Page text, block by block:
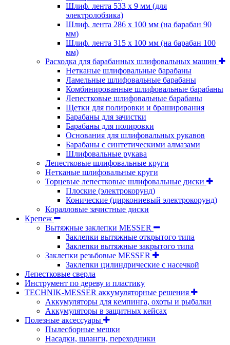
Шлиф. лента 533 х 9 мм (для
электролобзика)
Шлиф. лента 286 х 100 мм (на барабан 90
мм)
Шлиф. лента 315 х 100 мм (на барабан 100
мм)
Расходка для барабанных шлифовальных машин
Нетканые шлифовальные барабаны
Ламельные шлифовальные барабаны
Комбинированные шлифовальные барабаны
Лепестковые шлифовальные барабаны
Щетки для полировки и браширования
Барабаны для зачистки
Барабаны для полировки
Основания для шлифовальных рукавов
Барабаны с синтетическими алмазами
Шлифовальные рукава
Лепестковые шлифовальные круги
Нетканые шлифовальные круги
Торцевые лепестковые шлифовальные диски
Плоские (электрокорунд)
Конические (циркониевый электрокорунд)
Коралловые зачистные диски
Крепеж
Вытяжные заклепки MESSER
Заклепки вытяжные открытого типа
Заклепки вытяжные закрытого типа
Заклепки резьбовые MESSER
Заклепки цилиндрические с насечкой
Лепестковые сверла
Инструмент по дереву и пластику
TECHNIK-MESSER аккумуляторные решения
Аккумуляторы для кемпинга, охоты и рыбалки
Аккумуляторы в защитных кейсах
Полезные аксессуары
Пылесборные мешки
Насадки, шланги, переходники